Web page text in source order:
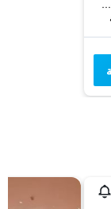
28 Yet Kieu Street, Kim Tan, لاو كاي, فيتنام